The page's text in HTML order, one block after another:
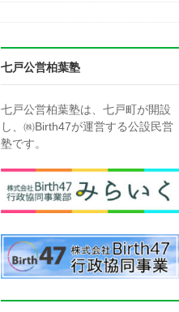
七戸公営柏葉塾
七戸公営柏葉塾は、七戸町が開設
し、㈱Birth47が運営する公設民営
塾です。